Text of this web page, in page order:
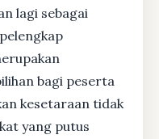
lagi sebagai
bagi peserta
kesetaraan tidak
yang putus